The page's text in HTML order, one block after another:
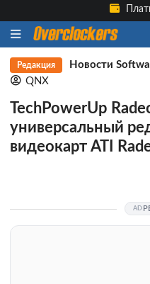
Редакция Новости
QNX
TechPowerUp
универсальный
видеокарт ATI